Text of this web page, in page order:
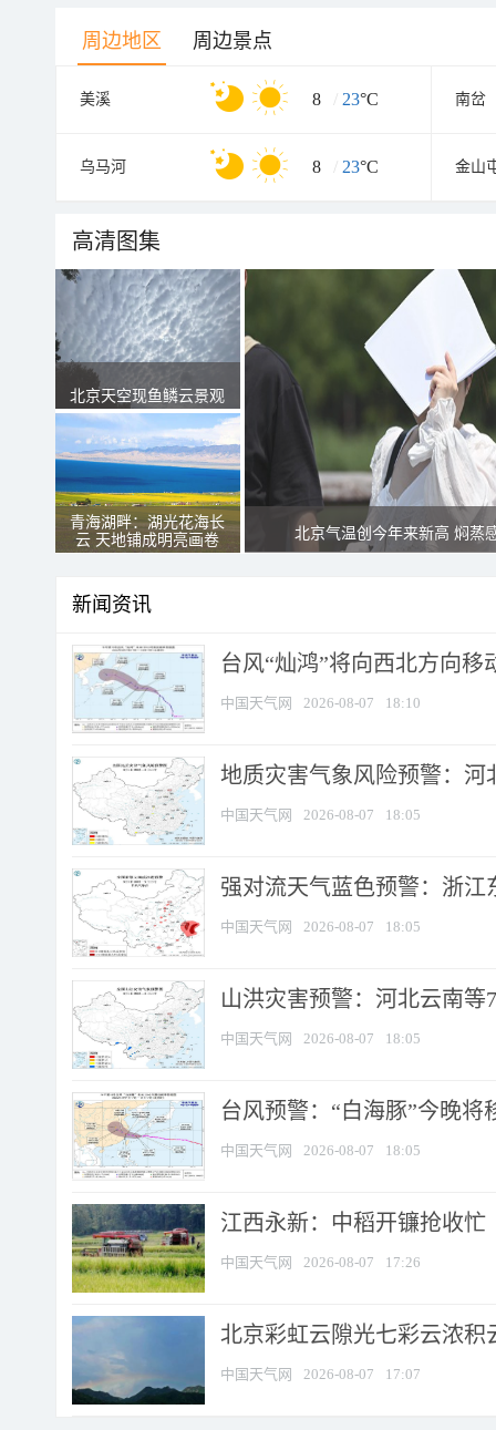
周边地区 周边景点
美溪 8 / 23°C 南岔
乌马河 8 / 23°C 金山
高清图集
北京天空现鱼鳞云景观
青海湖畔：湖光花海长
云 天地铺成明亮画卷
北京气温创今年来新高 焖蒸
新闻资讯
台风“灿鸿”将向西北方向移
中国天气网 2026-08-07 18:10
地质灾害气象风险预警：河
中国天气网 2026-08-07 18:05
强对流天气蓝色预警：浙江
中国天气网 2026-08-07 18:05
山洪灾害预警：河北云南
中国天气网 2026-08-07 18:05
台风预警：“白海豚”今晚将
中国天气网 2026-08-07 18:05
江西永新：中稻开镰抢收忙
中国天气网 2026-08-07 17:26
北京彩虹云隙光七彩云浓积
中国天气网 2026-08-07 17:07